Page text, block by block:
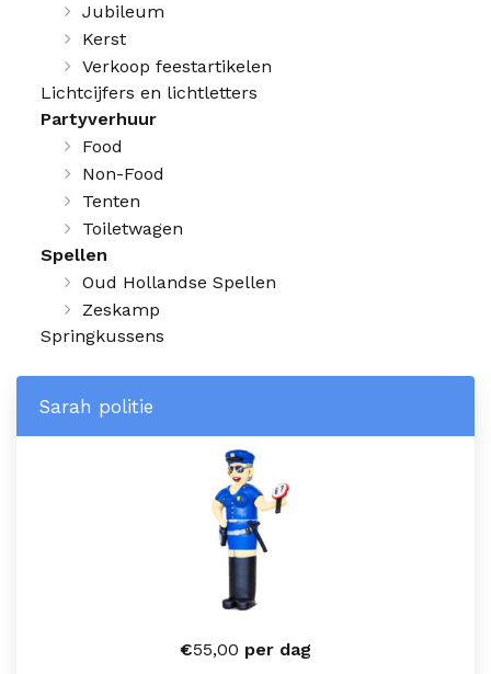
Jubileum
Kerst
Verkoop feestartikelen
Lichtcijfers en lichtletters
Partyverhuur
Food
Non-Food
Tenten
Toiletwagen
Spellen
Oud Hollandse Spellen
Zeskamp
Springkussens
Sarah politie
€55,00 per dag